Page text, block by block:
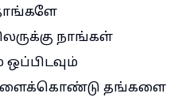
நாங்கள்
தங்களை